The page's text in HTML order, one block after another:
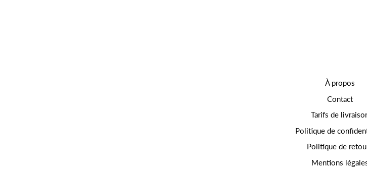
À propos
Contact
Tarifs de
Politique de
Politique de
Mentions